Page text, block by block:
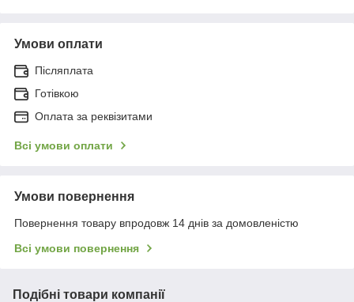
Умови оплати
Післяплата
Готівкою
Оплата за реквізитами
Всі умови оплати
Умови повернення
Повернення товару впродовж 14 днів за домовленістю
Всі умови повернення
Подібні товари компанії